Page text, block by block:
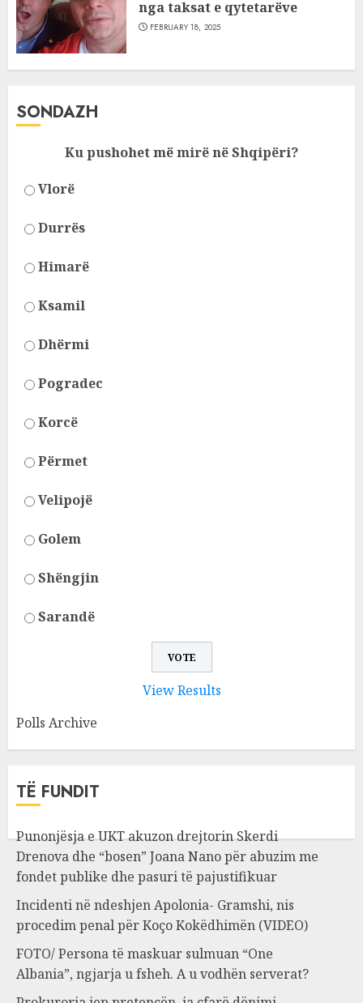
nga taksat e qytetarëve
FEBRUARY 18, 2025
SONDAZH
Ku pushohet më mirë në Shqipëri?
Vlorë
Durrës
Himarë
Ksamil
Dhërmi
Pogradec
Korcë
Përmet
Velipojë
Golem
Shëngjin
Sarandë
View Results
Polls Archive
TË FUNDIT
Punonjësja e UKT akuzon drejtorin Skerdi
Drenova dhe “bosen” Joana Nano për abuzim me
fondet publike dhe pasuri të pajustifikuar
Incidenti në ndeshjen Apolonia- Gramshi, nis
procedim penal për Koço Kokëdhimën (VIDEO)
FOTO/ Persona të maskuar sulmuan “One
Albania”, ngjarja u fsheh. A u vodhën serverat?